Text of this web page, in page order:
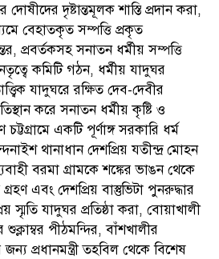
দৃষ্টান্তমূলক শাস্তি প্রদান করা,
বেহাতকৃত সম্পত্তি প্রকৃত
প্রবর্তকসহ সনাতন ধর্মীয় সম্পত্তি
কমিটি গঠন, ধর্মীয় যাদুঘর
যাদুঘরে রক্ষিত দেব-দেবীর
করে সনাতন ধর্মীয় কৃষ্টি ও
একটি পূর্ণাঙ্গ সরকারি ধর্ম
থানাধান দেশপ্রিয় যতীন্দ্র মোহন
বরমা গ্রামকে শঙ্কের ভাঙন থেকে
এবং দেশপ্রিয় বাস্তুভিটা পুনরুদ্ধার
স্মৃতি যাদুঘর প্রতিষ্ঠা করা, বোয়াখালী
পীঠমন্দির, বাঁশখালীর
প্রধানমন্ত্রী তহবিল থেকে বিশেষ